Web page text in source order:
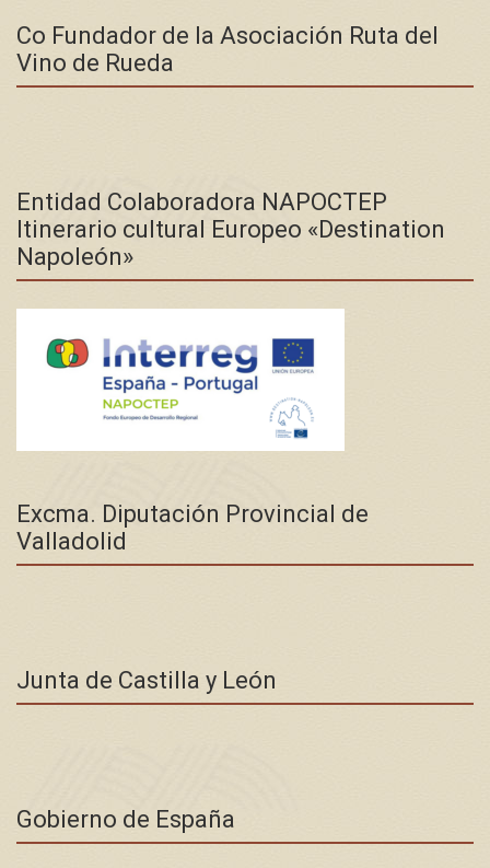
Co Fundador de la Asociación Ruta del
Vino de Rueda
Entidad Colaboradora NAPOCTEP
Itinerario cultural Europeo «Destination
Napoleón»
Excma. Diputación Provincial de
Valladolid
Junta de Castilla y León
Gobierno de España